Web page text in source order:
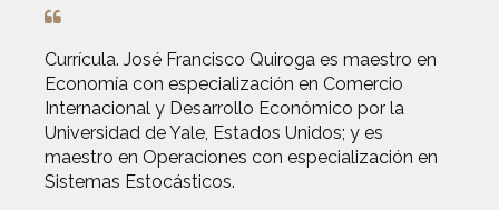
Currícula. José Francisco Quiroga es maestro en
Economía con especialización en Comercio
Internacional y Desarrollo Económico por la
Universidad de Yale, Estados Unidos; y es
maestro en Operaciones con especialización en
Sistemas Estocásticos.